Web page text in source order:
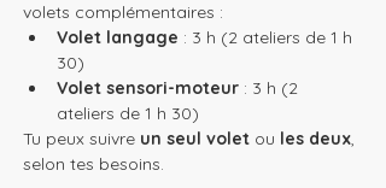
volets complémentaires :
Volet langage : 3 h (2 ateliers de 1 h
30)
Volet sensori-moteur : 3 h (2
ateliers de 1 h 30)
Tu peux suivre un seul volet ou les deux,
selon tes besoins.